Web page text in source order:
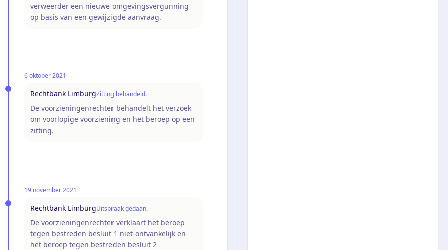
verweerder een nieuwe omgevingsvergunning
op basis van een gewijzigde aanvraag.
6 oktober 2021
Rechtbank LimburgZitting behandeld.
De voorzieningenrechter behandelt het verzoek
om voorlopige voorziening en het beroep op een
zitting.
19 november 2021
Rechtbank LimburgUitspraak gedaan.
De voorzieningenrechter verklaart het beroep
tegen bestreden besluit 1 niet-ontvankelijk en
het beroep tegen bestreden besluit 2